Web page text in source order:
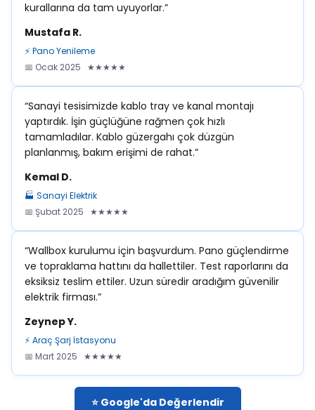
kurallarına da tam uyuyorlar.”
Mustafa R.
⚡ Pano Yenileme
📅 Ocak 2025 ★★★★★
“Sanayi tesisimizde kablo tray ve kanal montajı
yaptırdık. İşin güçlüğüne rağmen çok hızlı
tamamladılar. Kablo güzergahı çok düzgün
planlanmış, bakım erişimi de rahat.”
Kemal D.
🏭 Sanayi Elektrik
📅 Şubat 2025 ★★★★★
“Wallbox kurulumu için başvurdum. Pano güçlendirme
ve topraklama hattını da hallettiler. Test raporlarını da
eksiksiz teslim ettiler. Uzun süredir aradığım güvenilir
elektrik firması.”
Zeynep Y.
⚡ Araç Şarj İstasyonu
📅 Mart 2025 ★★★★★
⭐ Google'da Değerlendir